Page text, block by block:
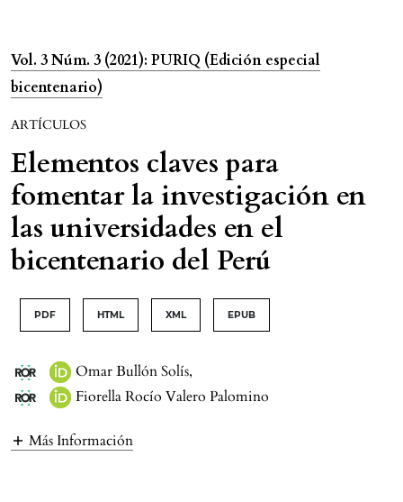
Vol. 3 Núm. 3 (2021): PURIQ (Edición especial
bicentenario)
ARTÍCULOS
Elementos claves para
fomentar la investigación en
las universidades en el
bicentenario del Perú
PDF HTML XML EPUB
Omar Bullón Solís,
Fiorella Rocío Valero Palomino
Más Información